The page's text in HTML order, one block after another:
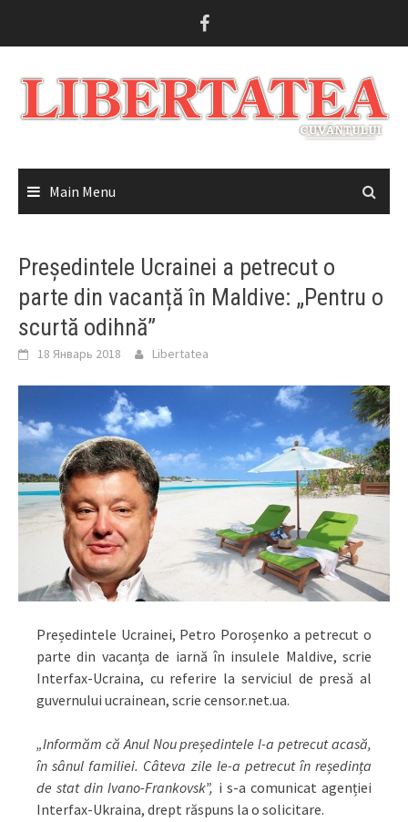
Main Menu
Președintele Ucrainei a petrecut o
parte din vacanță în Maldive: „Pentru o
scurtă odihnă”
18 Январь 2018 Libertatea
Președintele Ucrainei, Petro Poroșenko a petrecut o
parte din vacanța de iarnă în insulele Maldive, scrie
Interfax-Ucraina, cu referire la serviciul de presă al
guvernului ucrainean, scrie censor.net.ua.
„Informăm că Anul Nou președintele l-a petrecut acasă,
în sânul familiei. Câteva zile le-a petrecut în reședința
de stat din Ivano-Frankovsk”, i s-a comunicat agenției
Interfax-Ukraina, drept răspuns la o solicitare.